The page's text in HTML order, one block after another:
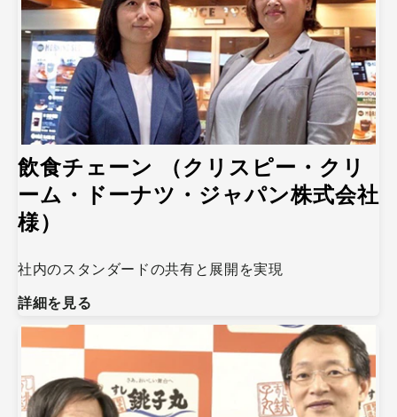
飲食チェーン （クリスピー・クリ
ーム・ドーナツ・ジャパン株式会社
様）
社内のスタンダードの共有と展開を実現
詳細を見る